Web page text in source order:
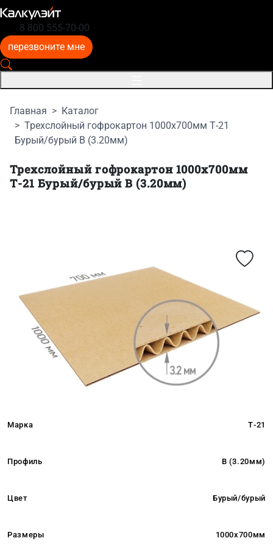
8 800 555-70-00
перезвоните мне
Главная
Каталог
Трехслойный гофрокартон 1000x700мм Т-21
Бурый/бурый B (3.20мм)
Трехслойный гофрокартон 1000x700мм
Т-21 Бурый/бурый B (3.20мм)
Марка Т-21
Профиль B (3.20мм)
Цвет Бурый/бурый
Размеры 1000x700мм